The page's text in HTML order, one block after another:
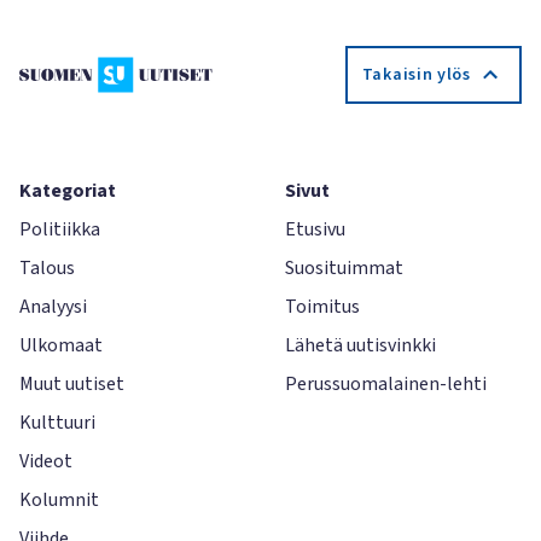
Takaisin ylös
Kategoriat
Politiikka
Talous
Analyysi
Ulkomaat
Muut uutiset
Kulttuuri
Videot
Kolumnit
Sivut
Etusivu
Suosituimmat
Toimitus
Lähetä uutisvinkki
Perussuomalainen-lehti